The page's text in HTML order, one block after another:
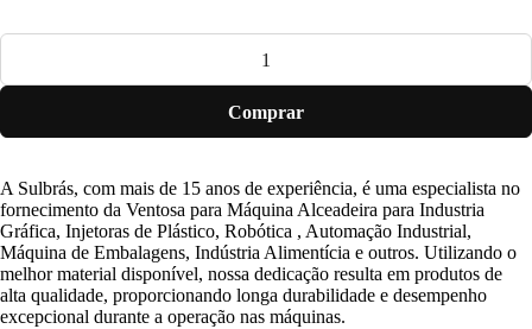
Comprar
A Sulbrás, com mais de 15 anos de experiência, é uma especialista no
fornecimento da Ventosa para Máquina Alceadeira para Industria
Gráfica, Injetoras de Plástico, Robótica , Automação Industrial,
Máquina de Embalagens, Indústria Alimentícia e outros. Utilizando o
melhor material disponível, nossa dedicação resulta em produtos de
alta qualidade, proporcionando longa durabilidade e desempenho
excepcional durante a operação nas máquinas.